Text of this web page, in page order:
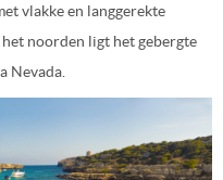
vlakke en langgerekte
noorden ligt het gebergte
Nevada.